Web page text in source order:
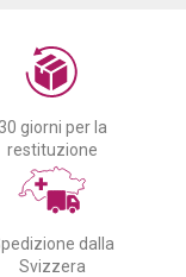
30 giorni per la
restituzione
dalla
Svizzera